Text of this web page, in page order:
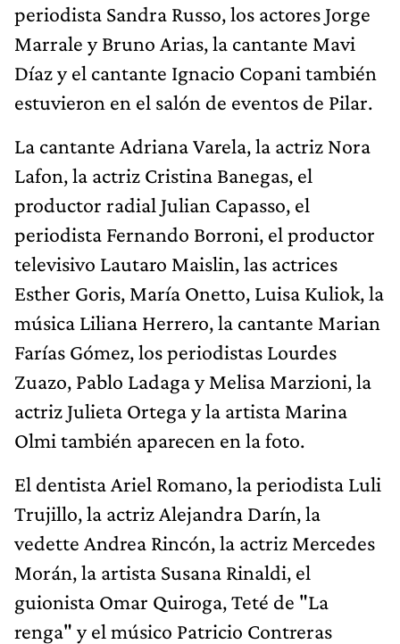
periodista Sandra Russo, los actores Jorge
Marrale y Bruno Arias, la cantante Mavi
Díaz y el cantante Ignacio Copani también
estuvieron en el salón de eventos de Pilar.
La cantante Adriana Varela, la actriz Nora
Lafon, la actriz Cristina Banegas, el
productor radial Julian Capasso, el
periodista Fernando Borroni, el productor
televisivo Lautaro Maislin, las actrices
Esther Goris, María Onetto, Luisa Kuliok, la
música Liliana Herrero, la cantante Marian
Farías Gómez, los periodistas Lourdes
Zuazo, Pablo Ladaga y Melisa Marzioni, la
actriz Julieta Ortega y la artista Marina
Olmi también aparecen en la foto.
El dentista Ariel Romano, la periodista Luli
Trujillo, la actriz Alejandra Darín, la
vedette Andrea Rincón, la actriz Mercedes
Morán, la artista Susana Rinaldi, el
guionista Omar Quiroga, Teté de "La
renga" y el músico Patricio Contreras